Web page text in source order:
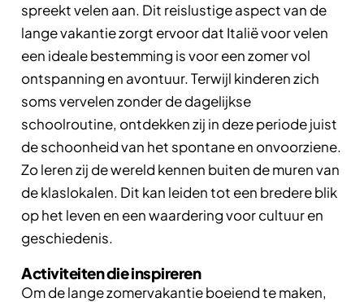
spreekt velen aan. Dit reislustige aspect van de
lange vakantie zorgt ervoor dat Italië voor velen
een ideale bestemming is voor een zomer vol
ontspanning en avontuur. Terwijl kinderen zich
soms vervelen zonder de dagelijkse
schoolroutine, ontdekken zij in deze periode juist
de schoonheid van het spontane en onvoorziene.
Zo leren zij de wereld kennen buiten de muren van
de klaslokalen. Dit kan leiden tot een bredere blik
op het leven en een waardering voor cultuur en
geschiedenis.
Activiteiten die inspireren
Om de lange zomervakantie boeiend te maken,